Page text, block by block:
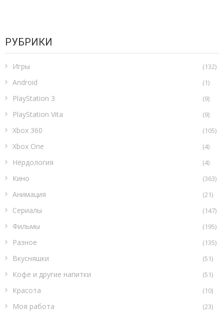
РУБРИКИ
Игры (132)
Android (1)
PlayStation 3 (9)
PlayStation Vita (9)
Xbox 360 (105)
Xbox One (4)
Нёрдология (4)
Кино (363)
Анимация (21)
Сериалы (147)
Фильмы (195)
Разное (135)
Вкусняшки (51)
Кофе и другие напитки (51)
Красота (10)
Моя работа (23)